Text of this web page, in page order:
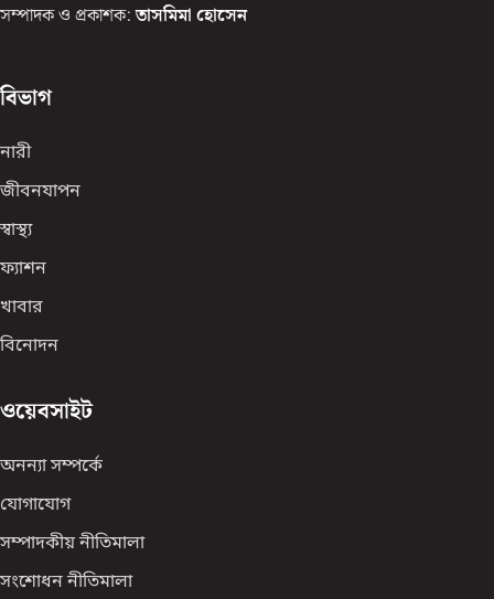
সম্পাদক ও প্রকাশক: তাসমিমা হোসেন
বিভাগ
নারী
জীবনযাপন
স্বাস্থ্য
ফ্যাশন
খাবার
বিনোদন
ওয়েবসাইট
অনন্যা সম্পর্কে
যোগাযোগ
সম্পাদকীয় নীতিমালা
সংশোধন নীতিমালা